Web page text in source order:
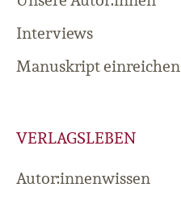
Interviews
Manuskript einreichen
VERLAGSLEBEN
Autor:innenwissen